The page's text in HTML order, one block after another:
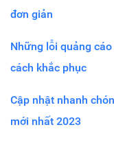
đơn giản
Những lỗi quảng
cách khắc phục
Cập nhật nhanh
mới nhất 2023